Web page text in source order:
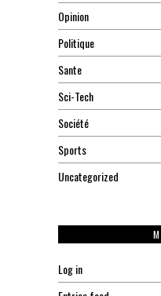
Opinion
Politique
Sante
Sci-Tech
Société
Sports
Uncategorized
Log in